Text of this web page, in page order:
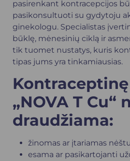
pasirenkant kontracepcijos
pasikonsultuoti su gydytoju
ginekologu. Specialistas
būklę, mėnesinių ciklą ir
tik tuomet nustatys, kuris
tipas jums yra tinkamiausias.
„NOVA T Cu“
draudžiama:
žinomas ar įtariamas
esama ar pasikartojanti